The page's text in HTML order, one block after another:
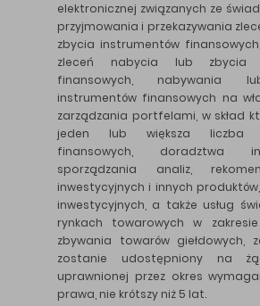
elektronicznej związanych ze
przyjmowania i przekazywania
zbycia instrumentów
zleceń nabycia lub zbycia
finansowych, nabywania
instrumentów finansowych na
zarządzania portfelami, w skład
jeden lub większa liczba
finansowych, doradztwa
sporządzania analiz,
inwestycyjnych i innych
inwestycyjnych, a także usług
rynkach towarowych w
zbywania towarów giełdowych,
zostanie udostępniony na
uprawnionej przez okres
prawa, nie krótszy niż 5 lat.